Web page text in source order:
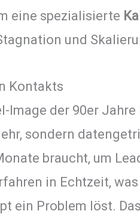
eine spezialisierte
und
Kontakts
Image der 90er
sondern
braucht, um
in Echtzeit,
ein Problem löst.